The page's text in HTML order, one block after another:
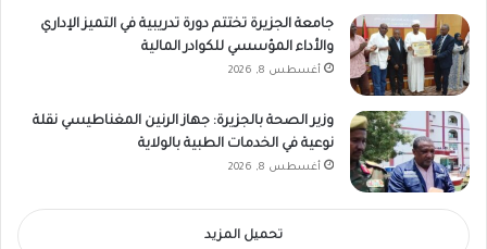
جامعة الجزيرة تختتم دورة تدريبية في التميز الإداري
والأداء المؤسسي للكوادر المالية
أغسطس 8, 2026
وزير الصحة بالجزيرة: جهاز الرنين المغناطيسي نقلة
نوعية في الخدمات الطبية بالولاية
أغسطس 8, 2026
تحميل المزيد